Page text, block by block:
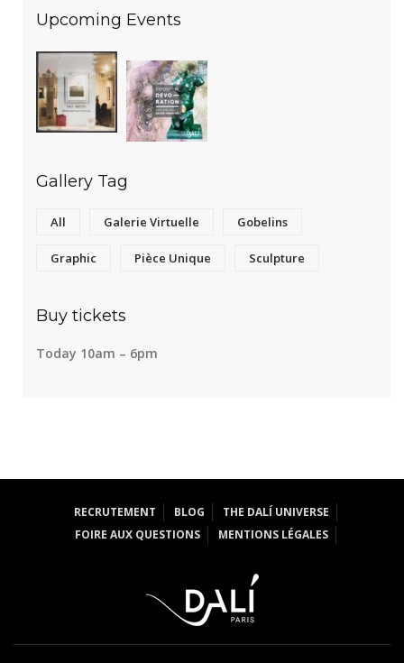
Upcoming Events
Gallery Tag
All Galerie Virtuelle Gobelins
Graphic Pièce Unique Sculpture
Buy tickets
Today 10am – 6pm
RECRUTEMENT BLOG
THE DALÍ UNIVERSE
FOIRE AUX QUESTIONS
MENTIONS LÉGALES